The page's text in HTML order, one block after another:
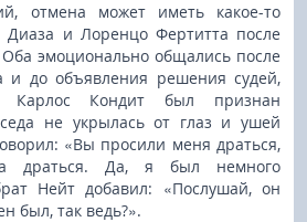
отмена может иметь какое-то
Диаза и Лоренцо Фертитта после
Оба эмоционально общались после
и до объявления решения судей,
Карлос Кондит был признан
не укрылась от глаз и ушей
«Вы просили меня драться,
Да, я был немного
Нейт добавил: «Послушай, он
был, так ведь?».